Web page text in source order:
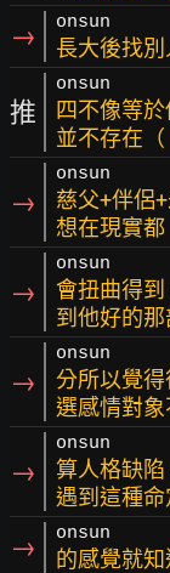
→ onsun
長大後找別
推
onsun
四不像等
並不存在（
→
onsun
慈父+伴侶
想在現實都
→
onsun
會扭曲得
到他好的那
→
onsun
分所以覺得
選感情對象
→
onsun
算人格缺
遇到這種命
→ onsun
的感覺就